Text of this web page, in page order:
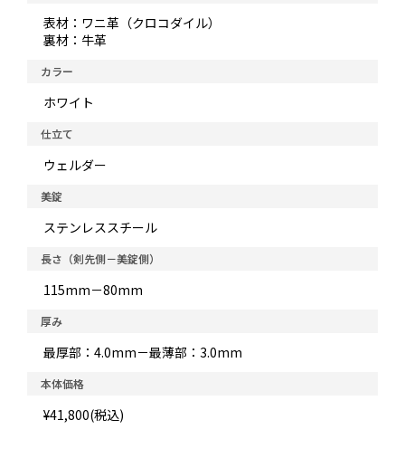
表材：ワニ革（クロコダイル）
裏材：牛革
カラー
ホワイト
仕立て
ウェルダー
美錠
ステンレススチール
長さ（剣先側－美錠側）
115mm－80mm
厚み
最厚部：4.0mm－最薄部：3.0mm
本体価格
¥41,800(税込)